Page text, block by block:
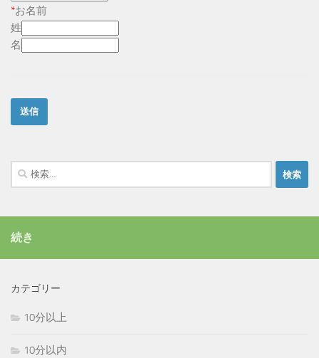
*お名前
姓
名
検
索:
続き
カテゴリー
10分以上
10分以内